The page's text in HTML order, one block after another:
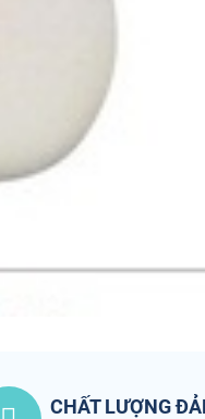
CHẤT LƯỢNG